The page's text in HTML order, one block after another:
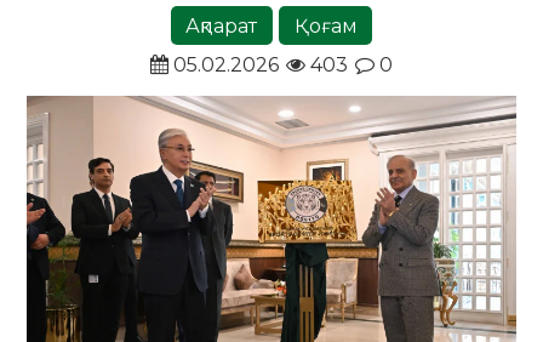
Ақпарат
Қоғам
05.02.2026
403 0